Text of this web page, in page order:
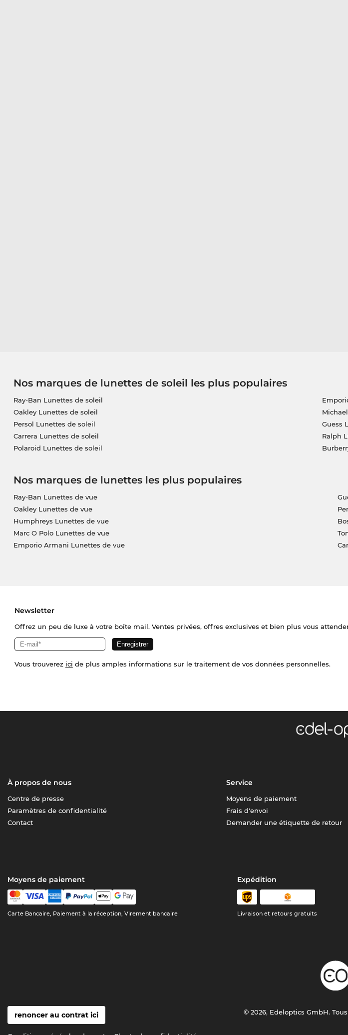
Nos marques de lunettes de soleil les plus populaires
Ray-Ban Lunettes de soleil
Oakley Lunettes de soleil
Persol Lunettes de soleil
Carrera Lunettes de soleil
Polaroid Lunettes de soleil
Guess
Ralph
Nos marques de lunettes les plus populaires
Ray-Ban Lunettes de vue
Oakley Lunettes de vue
Humphreys Lunettes de vue
Marc O Polo Lunettes de vue
Emporio Armani Lunettes de vue
Newsletter
Offrez un peu de luxe à votre boîte mail. Ventes privées, offres exclusives et bien plus vous
Vous trouverez ici de plus amples informations sur le traitement de vos données personnelles.
À propos de nous
Centre de presse
Paramètres de confidentialité
Contact
Service
Moyens de paiement
Frais d'envoi
Demander une étiquette de retour
Moyens de paiement
Carte Bancaire, Paiement à la réception, Virement bancaire
Expédition
Livraison et retours gratuits
renoncer au contrat ici © 2026, Edeloptics GmbH.